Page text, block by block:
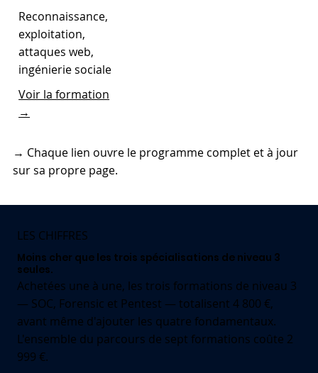
→ Chaque lien ouvre le programme complet et à jour
sur sa propre page.
Reconnaissance,
exploitation,
attaques web,
ingénierie sociale
Voir la formation
→
LES CHIFFRES
Moins cher que les trois spécialisations de niveau 3
seules.
Achetées une à une, les trois formations de niveau 3
— SOC, Forensic et Pentest — totalisent 4 800 €,
avant même d'ajouter les quatre fondamentaux.
L'ensemble du parcours de sept formations coûte 2
999 €.